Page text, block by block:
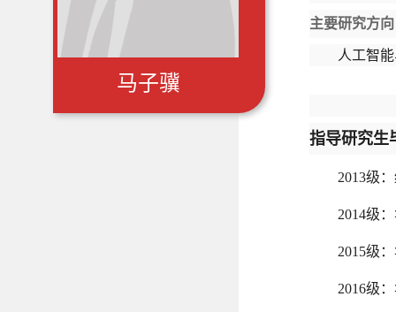
马子骥
主要研究方向
人工智
指导研究生
2013级
2014级
2015级
2016级